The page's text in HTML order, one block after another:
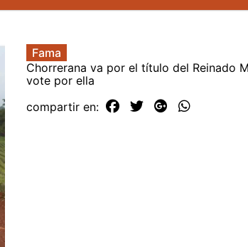
Fama
Chorrerana va por el título del Reinado
vote por ella
compartir en: